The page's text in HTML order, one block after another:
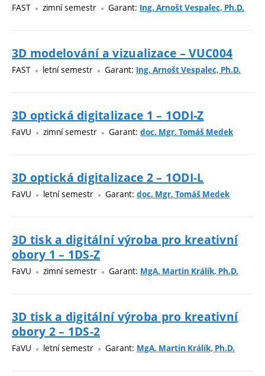
FAST zimní semestr Garant: Ing. Arnošt Vespalec, Ph.D.
3D modelování a vizualizace – VUC004
FAST letní semestr Garant: Ing. Arnošt Vespalec, Ph.D.
3D optická digitalizace 1 – 1ODI-Z
FaVU zimní semestr Garant: doc. Mgr. Tomáš Medek
3D optická digitalizace 2 – 1ODI-L
FaVU letní semestr Garant: doc. Mgr. Tomáš Medek
3D tisk a digitální výroba pro kreativní
obory 1 – 1DS-Z
FaVU zimní semestr Garant: MgA. Martin Králík, Ph.D.
3D tisk a digitální výroba pro kreativní
obory 2 – 1DS-2
FaVU letní semestr Garant: MgA. Martin Králík, Ph.D.